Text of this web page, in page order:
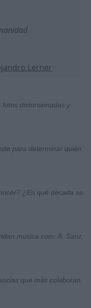
Lerner
fotos distorsionadas y
para determinar quién
¿En qué década se
musica.com: A. Sanz,
que más colaboran